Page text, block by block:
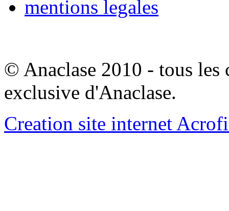
mentions legales
© Anaclase 2010 - tous les
exclusive d'Anaclase.
Creation site internet